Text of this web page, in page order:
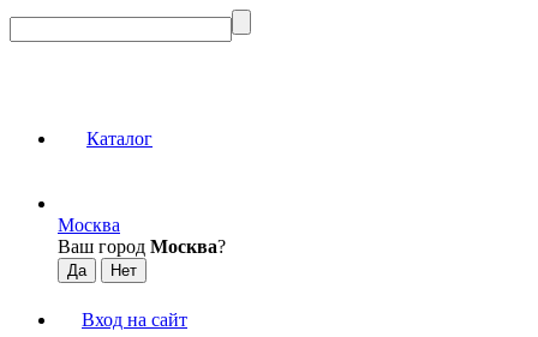
Каталог
Москва
Ваш город Москва?
Вход на сайт